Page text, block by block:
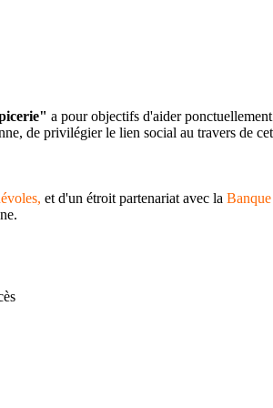
a pour objectifs d'aider
de privilégier le lien social au travers de
et d'un étroit partenariat avec la